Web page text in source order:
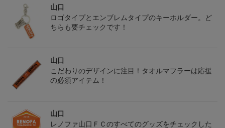
山口
ロゴタイプとエンブレムタイプのキーホルダー。ど
ちらも要チェックです！
山口
こだわりのデザインに注目！タオルマフラーは応援
の必須アイテム！
山口
レノファ山口ＦＣのすべてのグッズをチェックした